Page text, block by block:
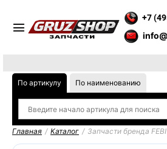
+7
По артикулу По наименованию
Главная / Каталог / Запчасти бренда FEBI